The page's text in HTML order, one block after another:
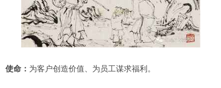
使命： 为客户创造价值、为员工谋求福利。